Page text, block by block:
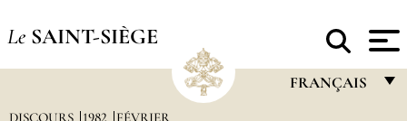
Le SAINT-SIÈGE
FRANÇAIS
DISCOURS 1982 FÉVRIER